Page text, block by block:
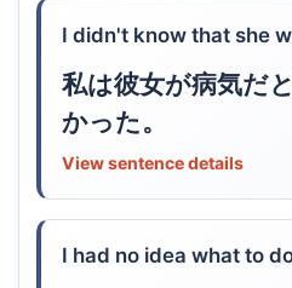
I didn't know that she
私は彼女が病気だ
かった。
View sentence details
I had no idea what to